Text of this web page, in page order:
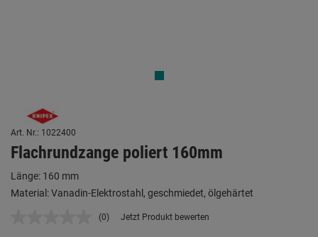
Art. Nr.: 1022400
Flachrundzange poliert 160mm
Länge: 160 mm
Material: Vanadin-Elektrostahl, geschmiedet, ölgehärtet
Kein
(0) Jetzt Produkt bewerten